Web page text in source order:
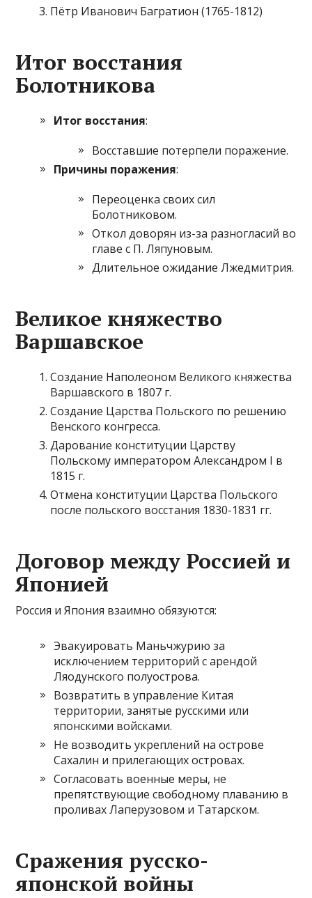
Пётр Иванович Багратион (1765-1812)
Итог восстания
Болотникова
Итог восстания:
Восставшие потерпели поражение.
Причины поражения:
Переоценка своих сил
Болотниковом.
Откол доворян из-за разногласий во
главе с П. Ляпуновым.
Длительное ожидание Лжедмитрия.
Великое княжество
Варшавское
Создание Наполеоном Великого княжества
Варшавского в 1807 г.
Создание Царства Польского по решению
Венского конгресса.
Дарование конституции Царству
Польскому императором Александром I в
1815 г.
Отмена конституции Царства Польского
после польского восстания 1830-1831 гг.
Договор между Россией и
Японией
Россия и Япония взаимно обязуются:
Эвакуировать Маньчжурию за
исключением территорий с арендой
Ляодунского полуострова.
Возвратить в управление Китая
территории, занятые русскими или
японскими войсками.
Не возводить укреплений на острове
Сахалин и прилегающих островах.
Согласовать военные меры, не
препятствующие свободному плаванию в
проливах Лаперузовом и Татарском.
Сражения русско-
японской войны